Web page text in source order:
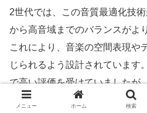
2世代では、この音質最適化技
から高音域までのバランスがよ
これにより、音楽の空間表現や
じられるよう設計されています
で高い評価を受けていましたが
よる精度の向上が第2世代の強
メニュー ホーム 検索